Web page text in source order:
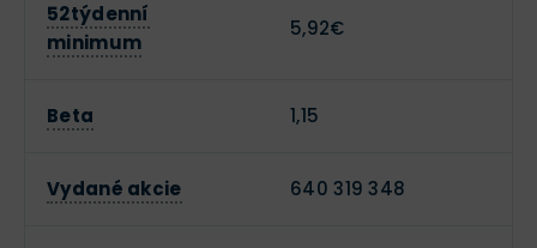
52týdenní
minimum
5,92€
Beta 1,15
Vydané akcie 640 319 348